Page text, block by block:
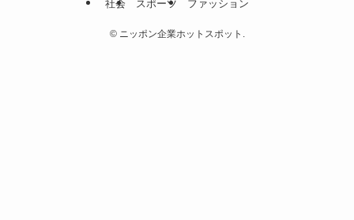
社会
スポーツ ファッション
©ニッポン企業ホットスポット.